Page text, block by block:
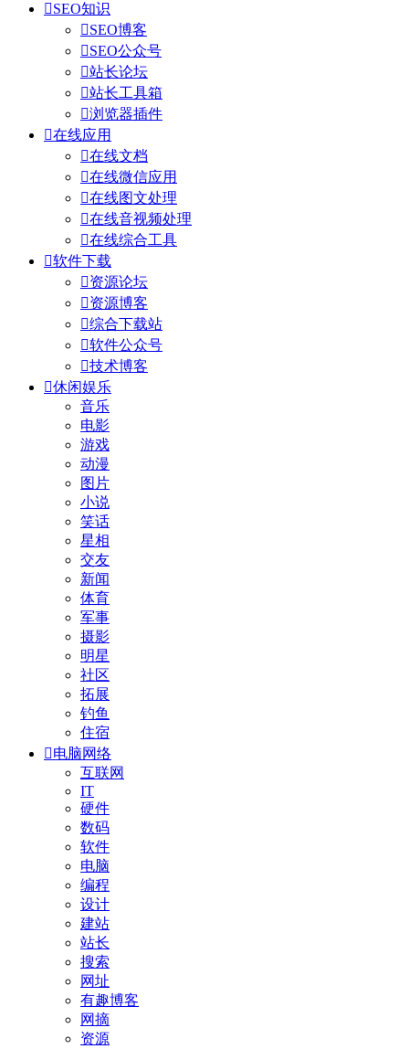
SEO知识
SEO博客
SEO公众号
站长论坛
站长工具箱
浏览器插件
在线应用
在线文档
在线微信应用
在线图文处理
在线音视频处理
在线综合工具
软件下载
资源论坛
资源博客
综合下载站
软件公众号
技术博客
休闲娱乐
音乐
电影
游戏
动漫
图片
小说
笑话
星相
交友
新闻
体育
军事
摄影
明星
社区
拓展
钓鱼
住宿
电脑网络
互联网
IT
硬件
数码
软件
电脑
编程
设计
建站
站长
搜索
网址
有趣博客
网摘
资源